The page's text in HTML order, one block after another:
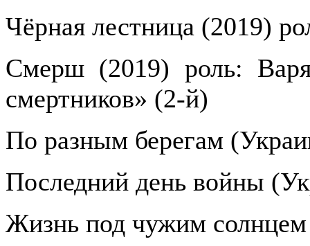
Чёрная лестница (2019)
Смерш (2019) роль:
смертников» (2-й)
По разным берегам
Последний день войны
Жизнь под чужим